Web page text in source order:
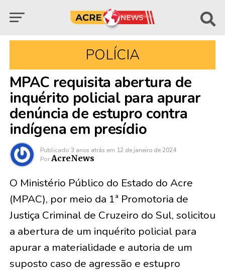
POLÍCIA
MPAC requisita abertura de
inquérito policial para apurar
denúncia de estupro contra
indígena em presídio
Publicado 3 anos atrás em 12 de janeiro de 2024
Por AcreNews
O Ministério Público do Estado do Acre
(MPAC), por meio da 1ª Promotoria de
Justiça Criminal de Cruzeiro do Sul, solicitou
a abertura de um inquérito policial para
apurar a materialidade e autoria de um
suposto caso de agressão e estupro